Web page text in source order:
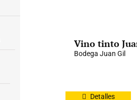
Vino tinto
Bodega Juan Gil
Detalles